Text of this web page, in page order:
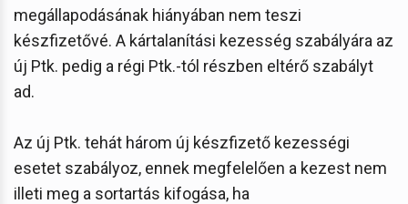
megállapodásának hiányában nem teszi
készfizetővé. A kártalanítási kezesség szabályára az
új Ptk. pedig a régi Ptk.-tól részben eltérő szabályt
ad.
Az új Ptk. tehát három új készfizető kezességi
esetet szabályoz, ennek megfelelően a kezest nem
illeti meg a sortartás kifogása, ha